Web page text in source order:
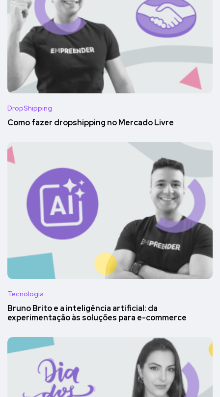
DropShipping
Como fazer dropshipping no Mercado Livre
Tecnologia
Bruno Brito e a inteligência artificial: da
experimentação às soluções para e-commerce